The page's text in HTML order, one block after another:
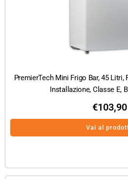
PremierTech Mini Frigo Bar, 45
Installazione, Classe E,
€103,90
Vai al